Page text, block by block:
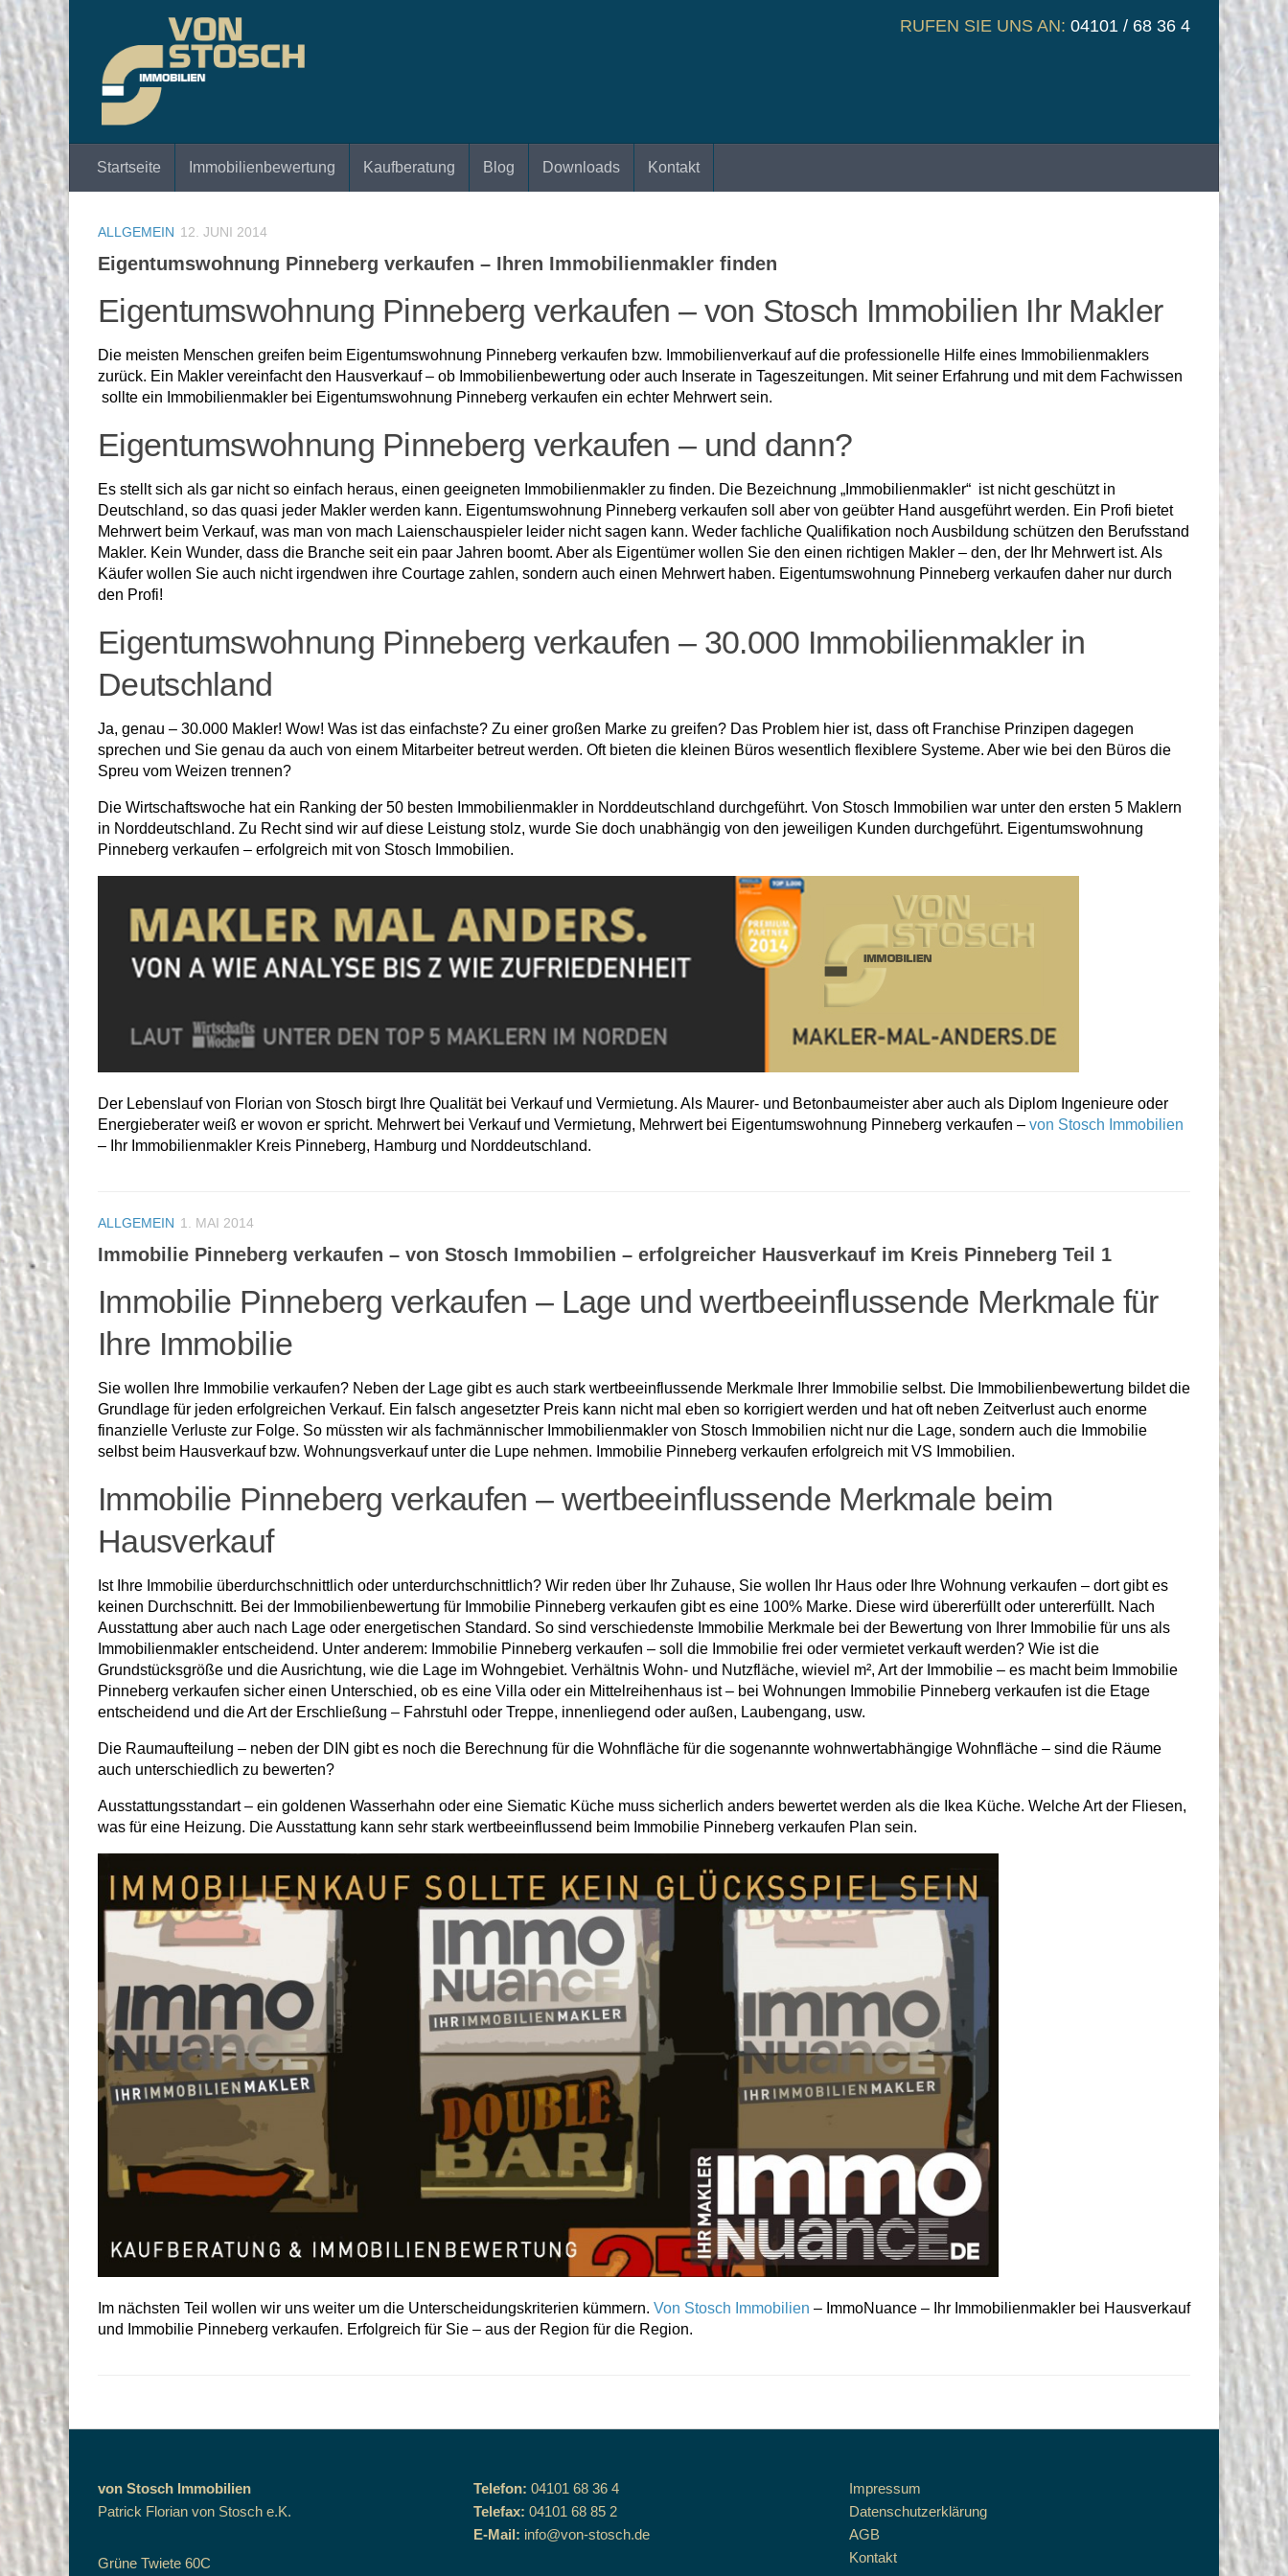
Zum Inhalt springen RUFEN SIE UNS AN: 04101 / 68 36 4
Startseite Immobilienbewertung Kaufberatung Blog Downloads Kontakt
ALLGEMEIN 12. JUNI 2014
Eigentumswohnung Pinneberg verkaufen – Ihren Immobilienmakler finden
Eigentumswohnung Pinneberg verkaufen – von Stosch Immobilien Ihr Makler
Die meisten Menschen greifen beim Eigentumswohnung Pinneberg verkaufen bzw. Immobilienverkauf auf die professionelle Hilfe eines Immobilienmaklers
zurück. Ein Makler vereinfacht den Hausverkauf – ob Immobilienbewertung oder auch Inserate in Tageszeitungen. Mit seiner Erfahrung und mit dem Fachwissen
sollte ein Immobilienmakler bei Eigentumswohnung Pinneberg verkaufen ein echter Mehrwert sein.
Eigentumswohnung Pinneberg verkaufen – und dann?
Es stellt sich als gar nicht so einfach heraus, einen geeigneten Immobilienmakler zu finden. Die Bezeichnung „Immobilienmakler“ ist nicht geschützt in
Deutschland, so das quasi jeder Makler werden kann. Eigentumswohnung Pinneberg verkaufen soll aber von geübter Hand ausgeführt werden. Ein Profi bietet
Mehrwert beim Verkauf, was man von mach Laienschauspieler leider nicht sagen kann. Weder fachliche Qualifikation noch Ausbildung schützen den Berufsstand
Makler. Kein Wunder, dass die Branche seit ein paar Jahren boomt. Aber als Eigentümer wollen Sie den einen richtigen Makler – den, der Ihr Mehrwert ist. Als
Käufer wollen Sie auch nicht irgendwen ihre Courtage zahlen, sondern auch einen Mehrwert haben. Eigentumswohnung Pinneberg verkaufen daher nur durch
den Profi!
Eigentumswohnung Pinneberg verkaufen – 30.000 Immobilienmakler in
Deutschland
Ja, genau – 30.000 Makler! Wow! Was ist das einfachste? Zu einer großen Marke zu greifen? Das Problem hier ist, dass oft Franchise Prinzipen dagegen
sprechen und Sie genau da auch von einem Mitarbeiter betreut werden. Oft bieten die kleinen Büros wesentlich flexiblere Systeme. Aber wie bei den Büros die
Spreu vom Weizen trennen?
Die Wirtschaftswoche hat ein Ranking der 50 besten Immobilienmakler in Norddeutschland durchgeführt. Von Stosch Immobilien war unter den ersten 5 Maklern
in Norddeutschland. Zu Recht sind wir auf diese Leistung stolz, wurde Sie doch unabhängig von den jeweiligen Kunden durchgeführt. Eigentumswohnung
Pinneberg verkaufen – erfolgreich mit von Stosch Immobilien.
Der Lebenslauf von Florian von Stosch birgt Ihre Qualität bei Verkauf und Vermietung. Als Maurer- und Betonbaumeister aber auch als Diplom Ingenieure oder
Energieberater weiß er wovon er spricht. Mehrwert bei Verkauf und Vermietung, Mehrwert bei Eigentumswohnung Pinneberg verkaufen – von Stosch Immobilien
– Ihr Immobilienmakler Kreis Pinneberg, Hamburg und Norddeutschland.
ALLGEMEIN 1. MAI 2014
Immobilie Pinneberg verkaufen – von Stosch Immobilien – erfolgreicher Hausverkauf im Kreis Pinneberg Teil 1
Immobilie Pinneberg verkaufen – Lage und wertbeeinflussende Merkmale für
Ihre Immobilie
Sie wollen Ihre Immobilie verkaufen? Neben der Lage gibt es auch stark wertbeeinflussende Merkmale Ihrer Immobilie selbst. Die Immobilienbewertung bildet die
Grundlage für jeden erfolgreichen Verkauf. Ein falsch angesetzter Preis kann nicht mal eben so korrigiert werden und hat oft neben Zeitverlust auch enorme
finanzielle Verluste zur Folge. So müssten wir als fachmännischer Immobilienmakler von Stosch Immobilien nicht nur die Lage, sondern auch die Immobilie
selbst beim Hausverkauf bzw. Wohnungsverkauf unter die Lupe nehmen. Immobilie Pinneberg verkaufen erfolgreich mit VS Immobilien.
Immobilie Pinneberg verkaufen – wertbeeinflussende Merkmale beim
Hausverkauf
Ist Ihre Immobilie überdurchschnittlich oder unterdurchschnittlich? Wir reden über Ihr Zuhause, Sie wollen Ihr Haus oder Ihre Wohnung verkaufen – dort gibt es
keinen Durchschnitt. Bei der Immobilienbewertung für Immobilie Pinneberg verkaufen gibt es eine 100% Marke. Diese wird übererfüllt oder untererfüllt. Nach
Ausstattung aber auch nach Lage oder energetischen Standard. So sind verschiedenste Immobilie Merkmale bei der Bewertung von Ihrer Immobilie für uns als
Immobilienmakler entscheidend. Unter anderem: Immobilie Pinneberg verkaufen – soll die Immobilie frei oder vermietet verkauft werden? Wie ist die
Grundstücksgröße und die Ausrichtung, wie die Lage im Wohngebiet. Verhältnis Wohn- und Nutzfläche, wieviel m², Art der Immobilie – es macht beim Immobilie
Pinneberg verkaufen sicher einen Unterschied, ob es eine Villa oder ein Mittelreihenhaus ist – bei Wohnungen Immobilie Pinneberg verkaufen ist die Etage
entscheidend und die Art der Erschließung – Fahrstuhl oder Treppe, innenliegend oder außen, Laubengang, usw.
Die Raumaufteilung – neben der DIN gibt es noch die Berechnung für die Wohnfläche für die sogenannte wohnwertabhängige Wohnfläche – sind die Räume
auch unterschiedlich zu bewerten?
Ausstattungsstandart – ein goldenen Wasserhahn oder eine Siematic Küche muss sicherlich anders bewertet werden als die Ikea Küche. Welche Art der Fliesen,
was für eine Heizung. Die Ausstattung kann sehr stark wertbeeinflussend beim Immobilie Pinneberg verkaufen Plan sein.
Im nächsten Teil wollen wir uns weiter um die Unterscheidungskriterien kümmern. Von Stosch Immobilien – ImmoNuance – Ihr Immobilienmakler bei Hausverkauf
und Immobilie Pinneberg verkaufen. Erfolgreich für Sie – aus der Region für die Region.
von Stosch Immobilien
Patrick Florian von Stosch e.K.
Grüne Twiete 60C
Telefon: 04101 68 36 4
Telefax: 04101 68 85 2
E-Mail: info@von-stosch.de
Impressum
Datenschutzerklärung
AGB
Kontakt